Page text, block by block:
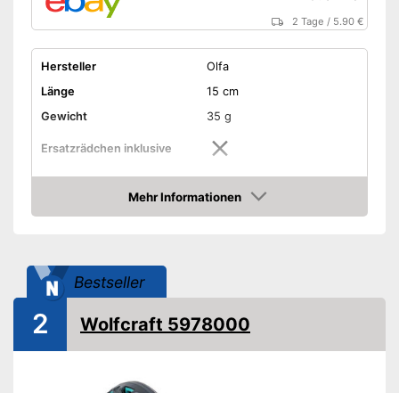
2 Tage / 5.90 €
Hersteller
Olfa
Länge
15 cm
Gewicht
35 g
Ersatzrädchen inklusive
Keine Nachfüllpipette
Amazon Lieferzeit
siehe Anbieter
Mehr Informationen
Amazon
Bestseller
2 Wolfcraft 5978000